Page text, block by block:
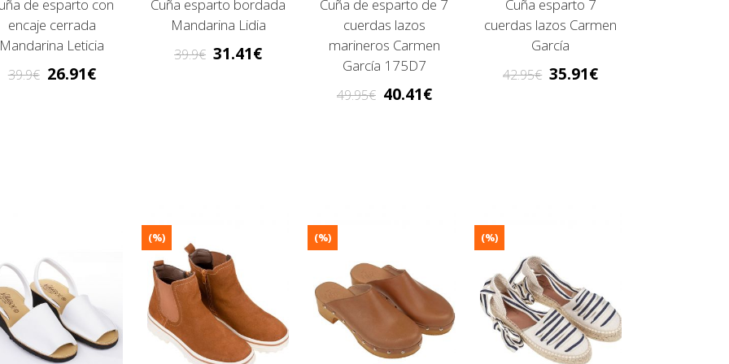
de esparto con
encaje cerrada
Mandarina Leticia
39.9 26.91
Cuña esparto bordada
Mandarina Lidia
39.9 31.41
Cuña de esparto de 7
cuerdas lazos
marineros Carmen
García 175D7
49.95 40.41
Cuña esparto 7
cuerdas lazos Carmen
García
42.95 35.91
(%) (%) (%)